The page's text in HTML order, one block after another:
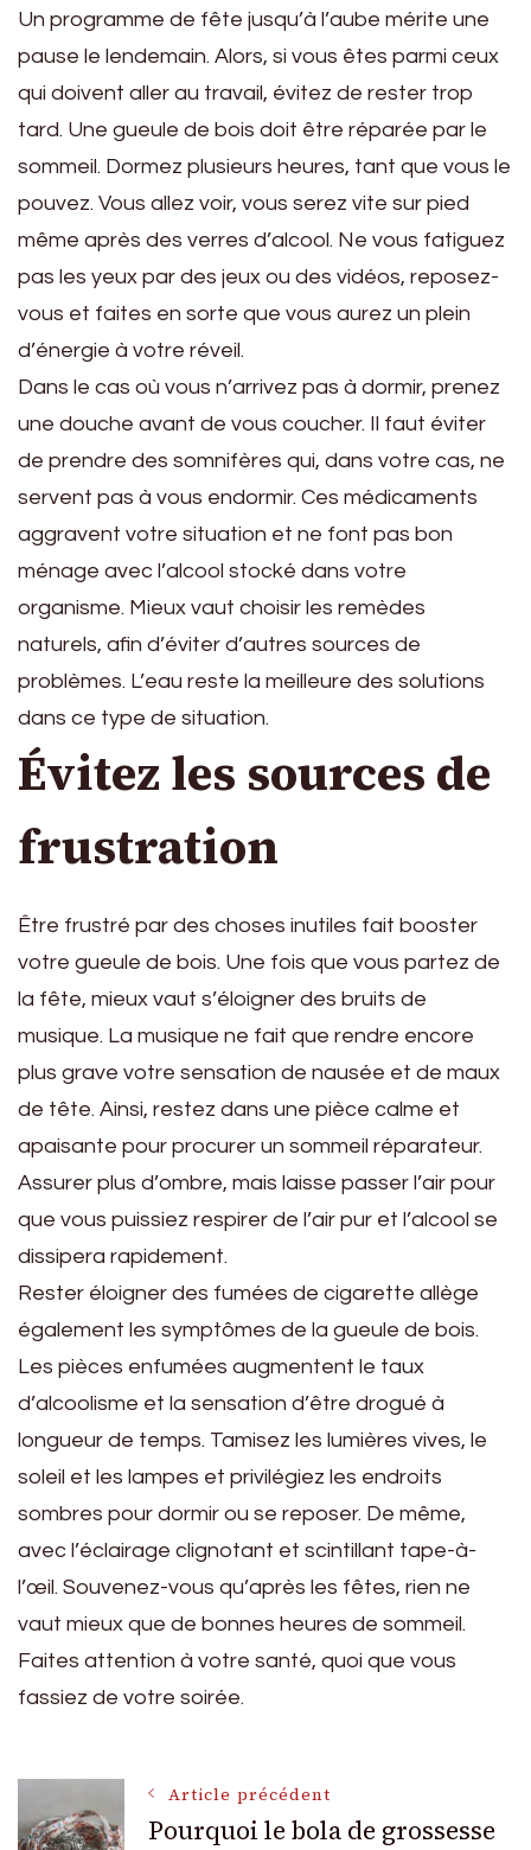
Un programme de fête jusqu’à l’aube mérite une
pause le lendemain. Alors, si vous êtes parmi ceux
qui doivent aller au travail, évitez de rester trop
tard. Une gueule de bois doit être réparée par le
sommeil. Dormez plusieurs heures, tant que vous le
pouvez. Vous allez voir, vous serez vite sur pied
même après des verres d’alcool. Ne vous fatiguez
pas les yeux par des jeux ou des vidéos, reposez-
vous et faites en sorte que vous aurez un plein
d’énergie à votre réveil.
Dans le cas où vous n’arrivez pas à dormir, prenez
une douche avant de vous coucher. Il faut éviter
de prendre des somnifères qui, dans votre cas, ne
servent pas à vous endormir. Ces médicaments
aggravent votre situation et ne font pas bon
ménage avec l’alcool stocké dans votre
organisme. Mieux vaut choisir les remèdes
naturels, afin d’éviter d’autres sources de
problèmes. L’eau reste la meilleure des solutions
dans ce type de situation.
Évitez les sources de
frustration
Être frustré par des choses inutiles fait booster
votre gueule de bois. Une fois que vous partez de
la fête, mieux vaut s’éloigner des bruits de
musique. La musique ne fait que rendre encore
plus grave votre sensation de nausée et de maux
de tête. Ainsi, restez dans une pièce calme et
apaisante pour procurer un sommeil réparateur.
Assurer plus d’ombre, mais laisse passer l’air pour
que vous puissiez respirer de l’air pur et l’alcool se
dissipera rapidement.
Rester éloigner des fumées de cigarette allège
également les symptômes de la gueule de bois.
Les pièces enfumées augmentent le taux
d’alcoolisme et la sensation d’être drogué à
longueur de temps. Tamisez les lumières vives, le
soleil et les lampes et privilégiez les endroits
sombres pour dormir ou se reposer. De même,
avec l’éclairage clignotant et scintillant tape-à-
l’œil. Souvenez-vous qu’après les fêtes, rien ne
vaut mieux que de bonnes heures de sommeil.
Faites attention à votre santé, quoi que vous
fassiez de votre soirée.
Navigation
Article précédent
Pourquoi le bola de grossesse